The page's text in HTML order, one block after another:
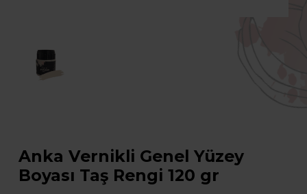
Anka Vernikli Genel Yüzey
Boyası Taş Rengi 120 gr